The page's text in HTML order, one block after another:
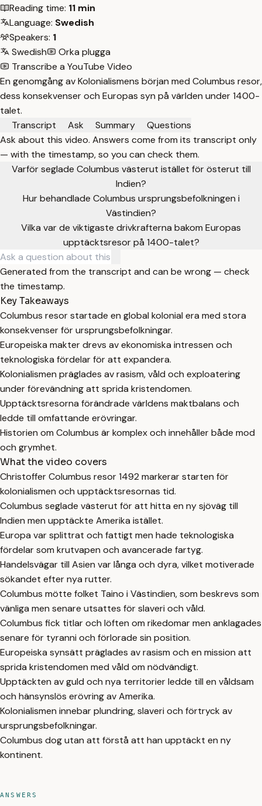
Reading time: 11 min
Language: Swedish
Speakers: 1
Swedish
Orka plugga
Transcribe a YouTube Video
En genomgång av Kolonialismens början med Columbus resor,
dess konsekvenser och Europas syn på världen under 1400-
talet.
Transcript
Ask Summary
Questions
Ask about this video. Answers come from its transcript only
— with the timestamp, so you can check them.
Varför seglade Columbus västerut istället för österut till
Indien?
Hur behandlade Columbus ursprungsbefolkningen i
Västindien?
Vilka var de viktigaste drivkrafterna bakom Europas
upptäcktsresor på 1400-talet?
Generated from the transcript and can be wrong — check
the timestamp.
Key Takeaways
Columbus resor startade en global kolonial era med stora
konsekvenser för ursprungsbefolkningar.
Europeiska makter drevs av ekonomiska intressen och
teknologiska fördelar för att expandera.
Kolonialismen präglades av rasism, våld och exploatering
under förevändning att sprida kristendomen.
Upptäcktsresorna förändrade världens maktbalans och
ledde till omfattande erövringar.
Historien om Columbus är komplex och innehåller både mod
och grymhet.
What the video covers
Christoffer Columbus resor 1492 markerar starten för
kolonialismen och upptäcktsresornas tid.
Columbus seglade västerut för att hitta en ny sjöväg till
Indien men upptäckte Amerika istället.
Europa var splittrat och fattigt men hade teknologiska
fördelar som krutvapen och avancerade fartyg.
Handelsvägar till Asien var långa och dyra, vilket motiverade
sökandet efter nya rutter.
Columbus mötte folket Taino i Västindien, som beskrevs som
vänliga men senare utsattes för slaveri och våld.
Columbus fick titlar och löften om rikedomar men anklagades
senare för tyranni och förlorade sin position.
Europeiska synsätt präglades av rasism och en mission att
sprida kristendomen med våld om nödvändigt.
Upptäckten av guld och nya territorier ledde till en våldsam
och hänsynslös erövring av Amerika.
Kolonialismen innebar plundring, slaveri och förtryck av
ursprungsbefolkningar.
Columbus dog utan att förstå att han upptäckt en ny
kontinent.
ANSWERS